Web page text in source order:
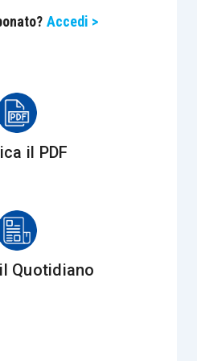
in forma di
nel relativo statuto.
articolo 2285 cod. civ.
semplici,
Accedi >
il PDF
Quotidiano